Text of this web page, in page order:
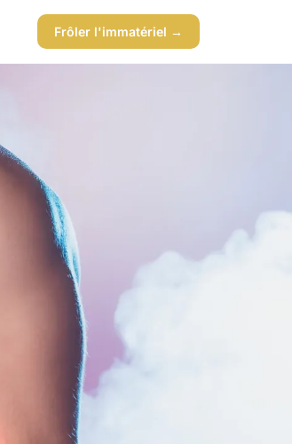
Frôler l'immatériel →